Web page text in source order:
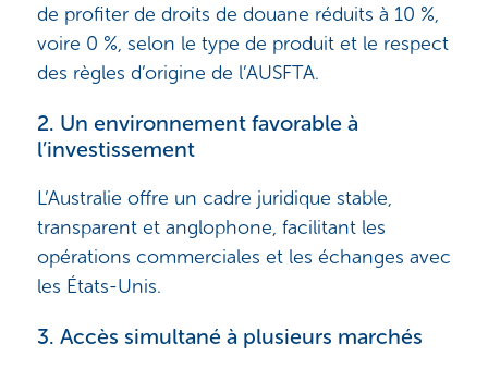
de profiter de droits de douane réduits à 10 %,
voire 0 %, selon le type de produit et le respect
des règles d’origine de l’AUSFTA.
2. Un environnement favorable à
l’investissement
L’Australie offre un cadre juridique stable,
transparent et anglophone, facilitant les
opérations commerciales et les échanges avec
les États-Unis.
3. Accès simultané à plusieurs marchés